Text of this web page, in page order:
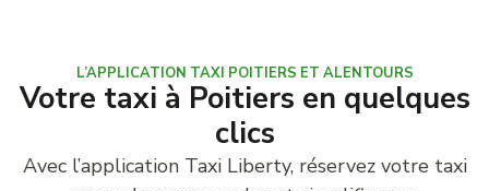
L’APPLICATION TAXI POITIERS ET ALENTOURS
Votre taxi à Poitiers en quelques
clics
Avec l’application Taxi Liberty, réservez votre taxi